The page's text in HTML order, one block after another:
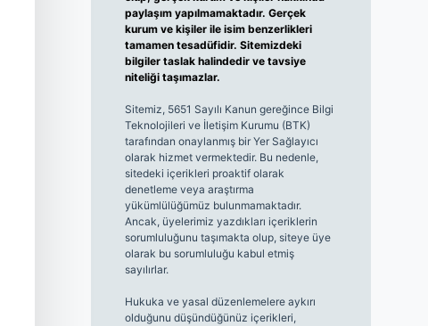
paylaşım yapılmamaktadır. Gerçek
kurum ve kişiler ile isim benzerlikleri
tamamen tesadüfidir. Sitemizdeki
bilgiler taslak halindedir ve tavsiye
niteliği taşımazlar.
Sitemiz, 5651 Sayılı Kanun gereğince Bilgi
Teknolojileri ve İletişim Kurumu (BTK)
tarafından onaylanmış bir Yer Sağlayıcı
olarak hizmet vermektedir. Bu nedenle,
sitedeki içerikleri proaktif olarak
denetleme veya araştırma
yükümlülüğümüz bulunmamaktadır.
Ancak, üyelerimiz yazdıkları içeriklerin
sorumluluğunu taşımakta olup, siteye üye
olarak bu sorumluluğu kabul etmiş
sayılırlar.
Hukuka ve yasal düzenlemelere aykırı
olduğunu düşündüğünüz içerikleri,